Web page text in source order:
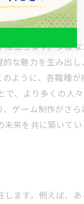
立ちます。多様
な魅力を生み出
ように、各職種
、より多くの人
ゲーム制作がさ
来を共に築いてい
ます。例えば、